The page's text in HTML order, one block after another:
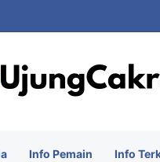
FIFA Dihantam Kontroversi
Info Pemain Info